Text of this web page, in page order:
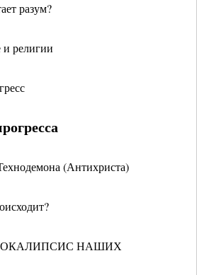
разум?
религии
(Антихриста)
НАШИХ